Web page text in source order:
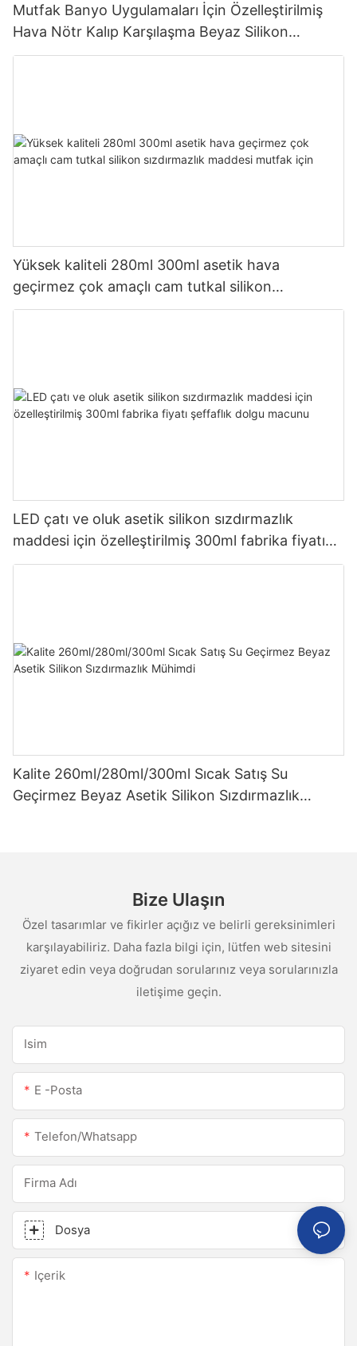
Mutfak Banyo Uygulamaları İçin Özelleştirilmiş
Hava Nötr Kalıp Karşılaşma Beyaz Silikon
Sızdırmazlık Makinesi
Yüksek kaliteli 280ml 300ml asetik hava
geçirmez çok amaçlı cam tutkal silikon
sızdırmazlık maddesi mutfak için
LED çatı ve oluk asetik silikon sızdırmazlık
maddesi için özelleştirilmiş 300ml fabrika fiyatı
şeffaflık dolgu macunu
Kalite 260ml/280ml/300ml Sıcak Satış Su
Geçirmez Beyaz Asetik Silikon Sızdırmazlık
Bize Ulaşın
Özel tasarımlar ve fikirler açığız ve belirli gereksinimleri
karşılayabiliriz. Daha fazla bilgi için, lütfen web sitesini
ziyaret edin veya doğrudan sorularınız veya sorularınızla
iletişime geçin.
Isim
E -posta
Telefon/whatsapp
Firma Adı
Dosya
Içerik